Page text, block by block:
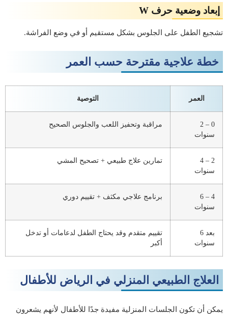
إبعاد وضعية حرف W
تشجيع الطفل على الجلوس بشكل مستقيم أو في وضع الفراشة.
خطة علاجية مقترحة حسب العمر
العمر التوصية
0 – 2
سنوات
مراقبة وتحفيز اللعب والجلوس الصحيح
2 – 4
سنوات
تمارين علاج طبيعي + تصحيح المشي
4 – 6
سنوات
برنامج علاجي مكثف + تقييم دوري
بعد 6
سنوات
تقييم متقدم وقد يحتاج الطفل لدعامات أو تدخل
أكبر
العلاج الطبيعي المنزلي في الرياض للأطفال
يمكن أن تكون الجلسات المنزلية مفيدة جدًا للأطفال لأنهم يشعرون